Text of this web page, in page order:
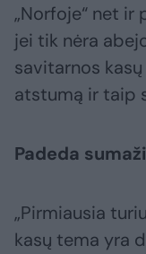
„Norfoje“ net
jei tik nėra
savitarnos
atstumą ir taip
Padeda
„Pirmiausia
kasų tema yra